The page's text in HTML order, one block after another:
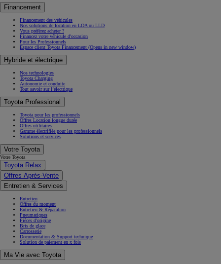
Financement
Financement des véhicules
Nos solutions de location en LOA ou LLD
Vous préférez acheter ?
Financez votre véhicule d'occasion
Pour les Professionnels
Espace client Toyota Financement (Opens in new window)
Hybride et électrique
Nos technologies
Toyota Charging
Autonomie et conduite
Tout savoir sur l’électrique
Toyota Professional
Toyota pour les professionnels
Offres Location longue durée
Offres utilitaires
Gamme électrifiée pour les professionnels
Solutions et services
Votre Toyota
Votre Toyota
Toyota Relax
Offres Après-Vente
Entretien & Services
Entretien
Offres du moment
Entretien & Réparation
Pneumatiques
Pièces d'origine
Bris de glace
Carrosserie
Documentation & Support technique
Solution de paiement en x fois
Ma Vie avec Toyota